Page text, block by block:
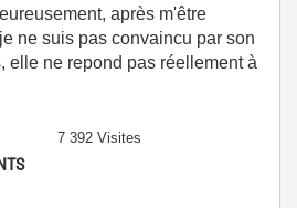
après m'être
ne suis pas convaincu par son
elle ne repond pas réellement à
7 392 Visites